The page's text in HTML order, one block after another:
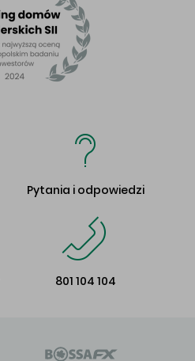
Pytania i odpowiedzi
801 104 104